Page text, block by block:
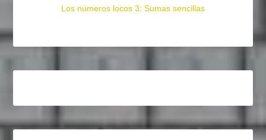
Los números locos 3: Sumas sencillas